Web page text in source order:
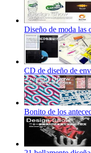
Diseño de moda las
CD de diseño de
Bonito de los